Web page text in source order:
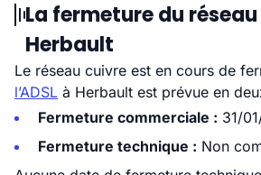
La fermeture du réseau
Herbault
Le réseau cuivre est en cours de
l’ADSL à Herbault est prévue en
Fermeture commerciale : 31/
Fermeture technique : Non